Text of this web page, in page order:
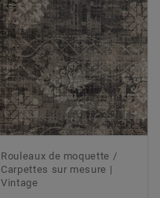
Rouleaux de moquette /
Carpettes sur mesure |
Vintage